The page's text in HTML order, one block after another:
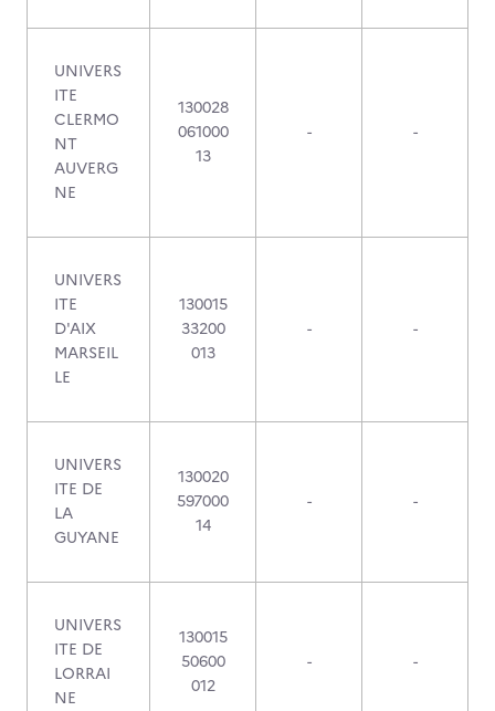
UNIVERS
ITE
CLERMO
NT
AUVERG
NE
130028
061000
13
- -
UNIVERS
ITE
D'AIX
MARSEIL
LE
130015
33200
013
- -
UNIVERS
ITE DE
LA
GUYANE
130020
597000
14
- -
UNIVERS
ITE DE
LORRAI
NE
130015
50600
012
- -